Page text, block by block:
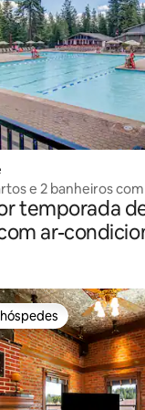
e 2 banheiros
Northstar
temporada
ar-